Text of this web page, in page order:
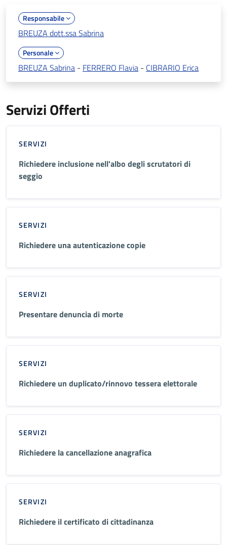
Responsabile
BREUZA dott.ssa Sabrina
Personale
BREUZA Sabrina - FERRERO Flavia - CIBRARIO Erica
Servizi Offerti
SERVIZI
Richiedere inclusione nell'albo degli scrutatori di
seggio
SERVIZI
Richiedere una autenticazione copie
SERVIZI
Presentare denuncia di morte
SERVIZI
Richiedere un duplicato/rinnovo tessera elettorale
SERVIZI
Richiedere la cancellazione anagrafica
SERVIZI
Richiedere il certificato di cittadinanza